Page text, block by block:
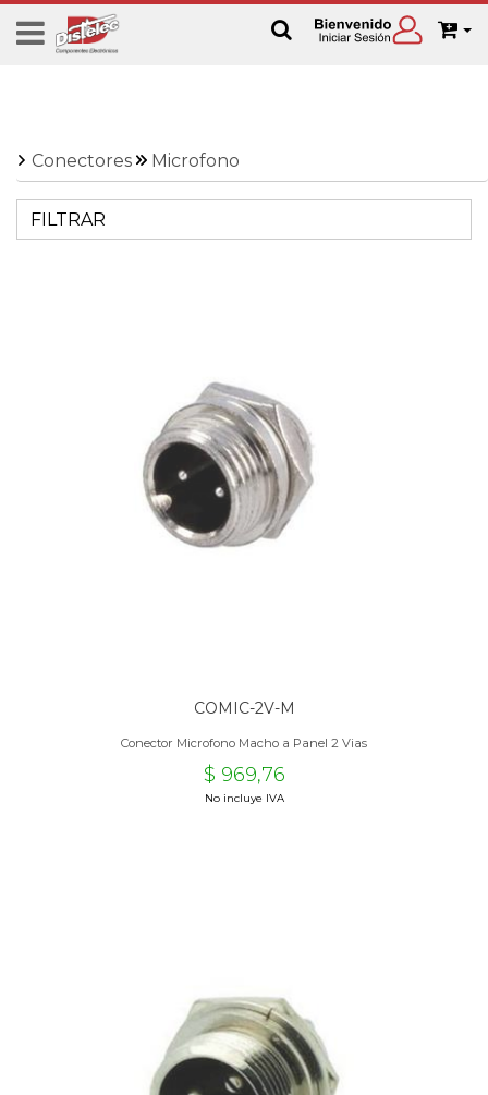
Conectores Microfono
FILTRAR
COMIC-2V-M
Conector Microfono Macho a Panel 2 Vias
$ 969,76
No incluye IVA